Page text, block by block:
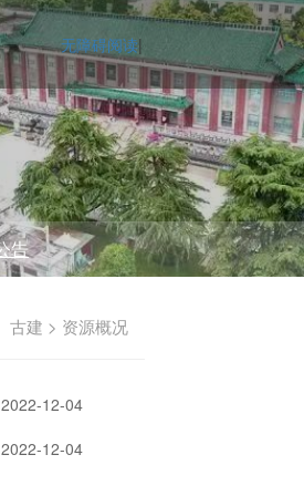
无障碍阅读|
古建 > 资源概况
2022-12-04
2022-12-04